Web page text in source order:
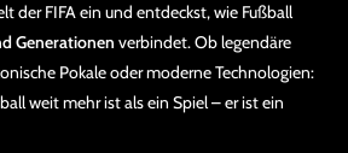
der FIFA ein und entdeckst, wie Fußball
Generationen verbindet. Ob legendäre
Pokale oder moderne Technologien:
weit mehr ist als ein Spiel – er ist ein